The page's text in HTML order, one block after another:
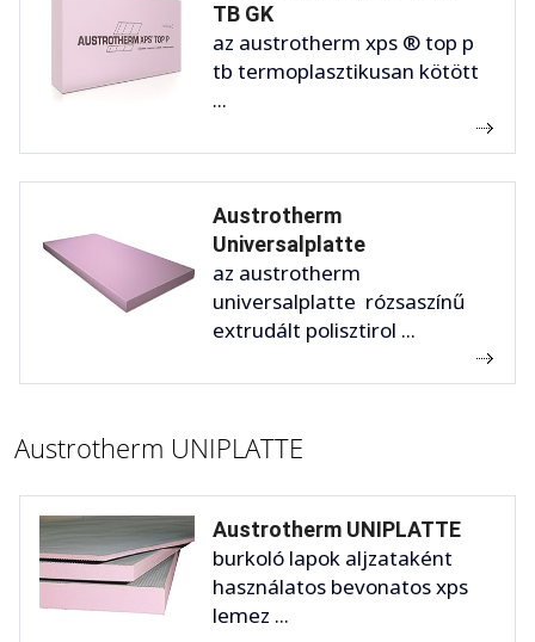
TB GK
az austrotherm xps ® top p
tb termoplasztikusan kötött
...
Austrotherm
Universalplatte
az austrotherm
universalplatte rózsaszínű
extrudált polisztirol ...
Austrotherm UNIPLATTE
Austrotherm UNIPLATTE
burkoló lapok aljzataként
használatos bevonatos xps
lemez ...